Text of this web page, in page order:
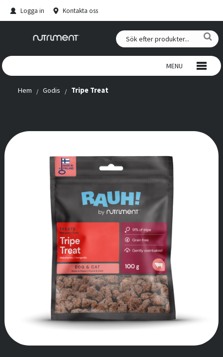
Logga in Kontakta oss
MENU
VILTTUGG
FÄRSKFODER
HJORTHORN
KOSTTILSKOTT
VÅR HISTORIA
Hem Godis Tripe Treat